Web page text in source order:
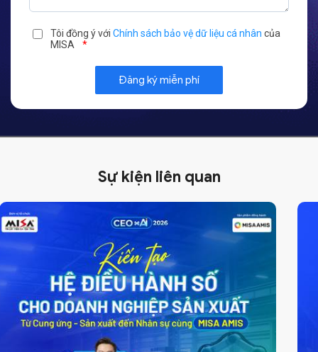
Tôi đồng ý với Chính sách bảo vệ dữ liệu cá nhân của
MISA
*
Sự kiện liên quan